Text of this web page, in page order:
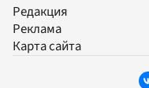
Редакция
Реклама
Карта сайта